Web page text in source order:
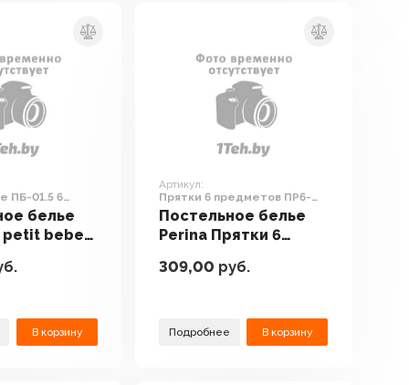
ПБ-01.5 6
белье
petit bebe
кофейный)
В корзину
Артикул:
Прятки 6 предметов ПР6-
01.5
Постельное белье
Perina Прятки 6
309,00 руб.
Подробнее В корзину